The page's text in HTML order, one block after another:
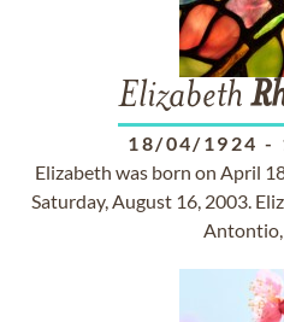
Elizabeth
18/04/1924 -
Elizabeth was born on April
Saturday, August 16, 2003.
Antontio,